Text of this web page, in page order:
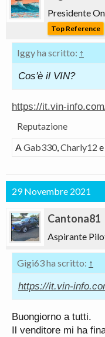
Presidente
Top Reference
Iggy ha scritto: ↑
Cos'è il VIN?
https://it.vin-
Reputazione
AGab330,Charly12 e
29 Novembre 2021
Cantona81
Aspirante
Gigi63 ha scritto: ↑
https://it.vin-
Buongiorno a tutti.
Il venditore mi ha